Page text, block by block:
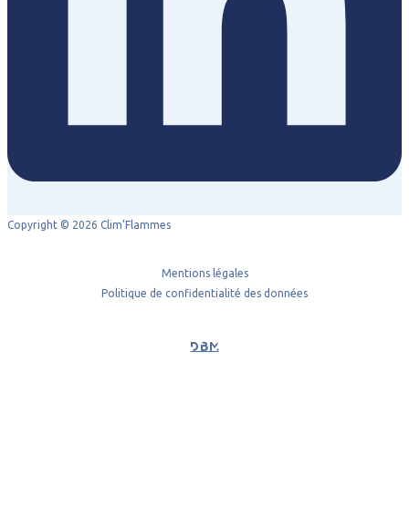
Copyright © 2026 Clim’Flammes
Mentions légales
Politique de confidentialité des données